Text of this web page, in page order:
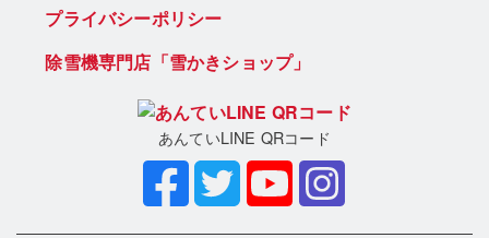
プライバシーポリシー
除雪機専門店「雪かきショップ」
あんていLINE QRコード